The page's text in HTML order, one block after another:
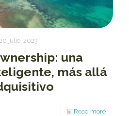
julio, 2023
una
más allá
Read more